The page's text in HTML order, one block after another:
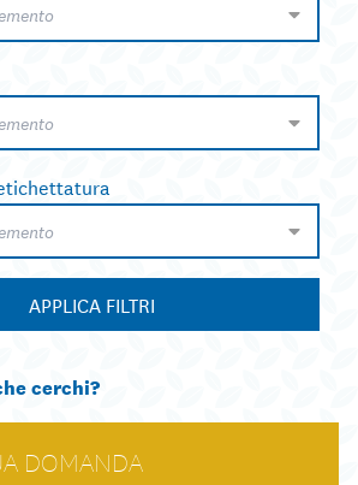
APPLICA FILTRI
cerchi?
DOMANDA